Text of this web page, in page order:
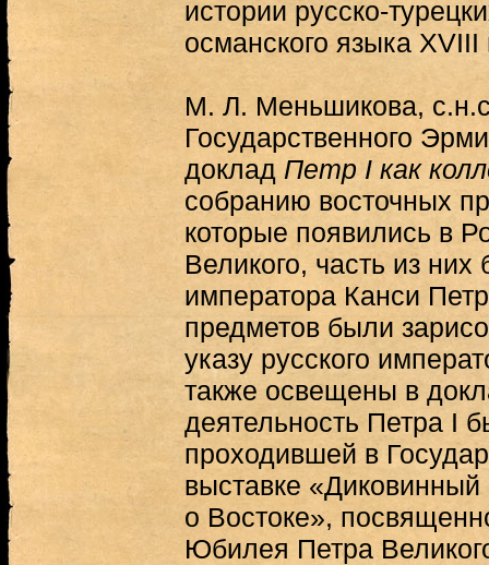
истории русско-
османского языка XVIII
М. Л. Меньшикова,
Государственного
доклад Петр I как
собранию восточных
которые появились в
Великого, часть из
императора Канси
предметов были
указу русского
также освещены в
деятельность Петра I
проходившей в
выставке
о Востоке»,
Юбилея Петра